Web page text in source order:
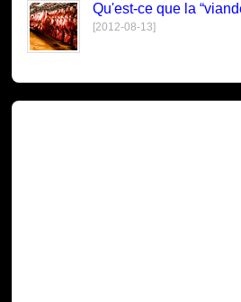
Qu'est-ce que la
[2012-08-13]